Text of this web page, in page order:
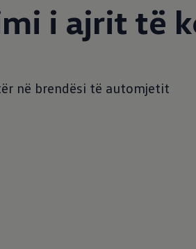
i ajrit të
në brendësi të automjetit